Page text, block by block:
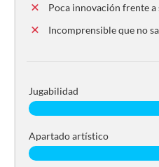
Poca innovación frente a
Incomprensible que no
Jugabilidad
Apartado artístico